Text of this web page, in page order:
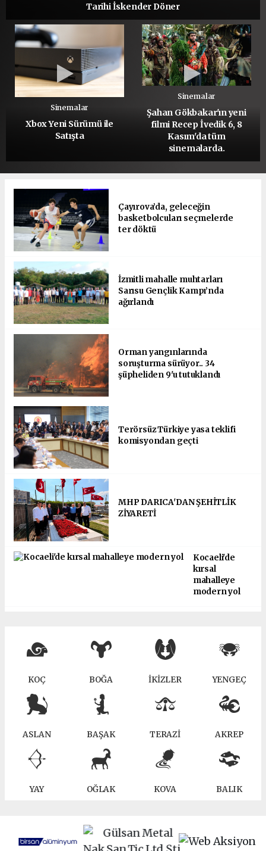
Tarihi İskender Döner
Sinemalar
Xbox Yeni Sürümü ile
Satışta
Sinemalar
Şahan Gökbakar'ın yeni
filmi Recep İvedik 6, 8
Kasım'da tüm
sinemalarda.
Çayırova’da, geleceğin
basketbolcuları seçmelerde
ter döktü
İzmitli mahalle muhtarları
Sarısu Gençlik Kampı’nda
ağırlandı
Orman yangınlarında
soruşturma sürüyor.. 34
şüpheliden 9'u tutuklandı
Terörsüz Türkiye yasa teklifi
komisyondan geçti
MHP DARICA'DAN ŞEHİTLİK
ZİYARETİ
Kocaeli'de
kırsal
mahalleye
modern yol
KOÇ BOĞA İKİZLER YENGEÇ
ASLAN BAŞAK TERAZİ AKREP
YAY OĞLAK KOVA BALIK